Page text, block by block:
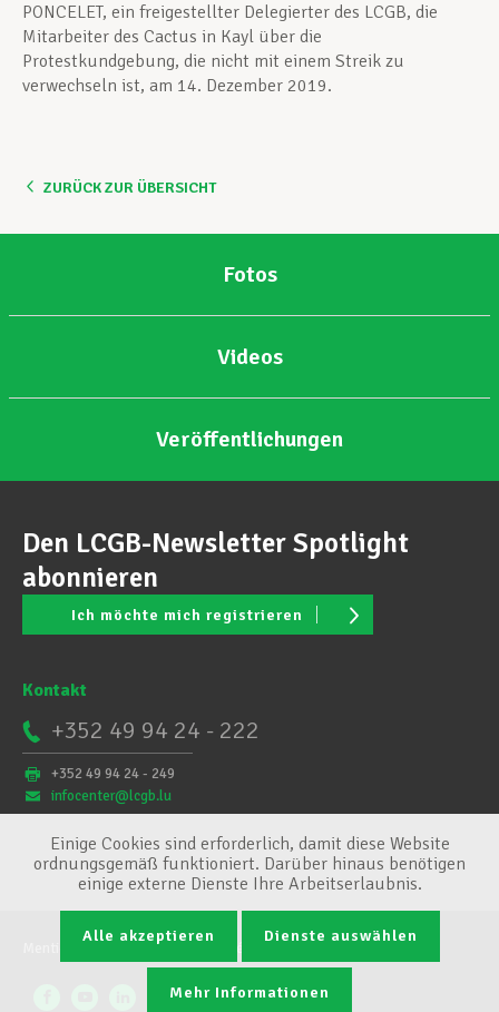
PONCELET, ein freigestellter Delegierter des LCGB, die
Mitarbeiter des Cactus in Kayl über die
Protestkundgebung, die nicht mit einem Streik zu
verwechseln ist, am 14. Dezember 2019.
ZURÜCK ZUR ÜBERSICHT
Fotos
Videos
Veröffentlichungen
Den LCGB-Newsletter Spotlight
abonnieren
Ich möchte mich registrieren
Kontakt
+352 49 94 24 - 222
+352 49 94 24 - 249
infocenter@lcgb.lu
Conditions générales
Einige Cookies sind erforderlich, damit diese Website
ordnungsgemäß funktioniert. Darüber hinaus benötigen
einige externe Dienste Ihre Arbeitserlaubnis.
Alle akzeptieren Dienste auswählen
Mehr Informationen